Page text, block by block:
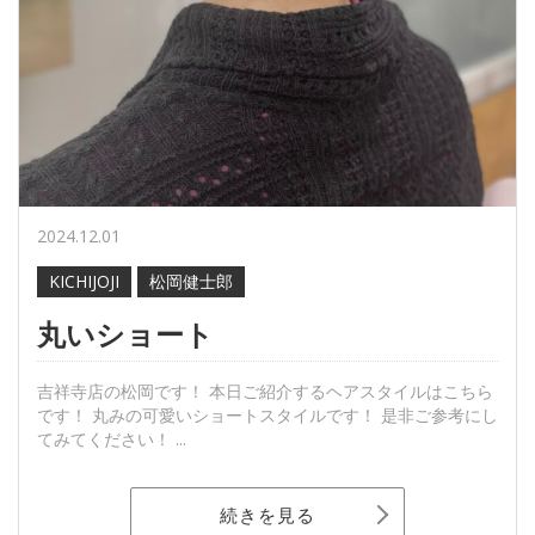
2024.12.01
KICHIJOJI
松岡健士郎
丸いショート
吉祥寺店の松岡です！ 本日ご紹介するヘアスタイルはこちら
です！ 丸みの可愛いショートスタイルです！ 是非ご参考にし
てみてください！ ...
続きを見る